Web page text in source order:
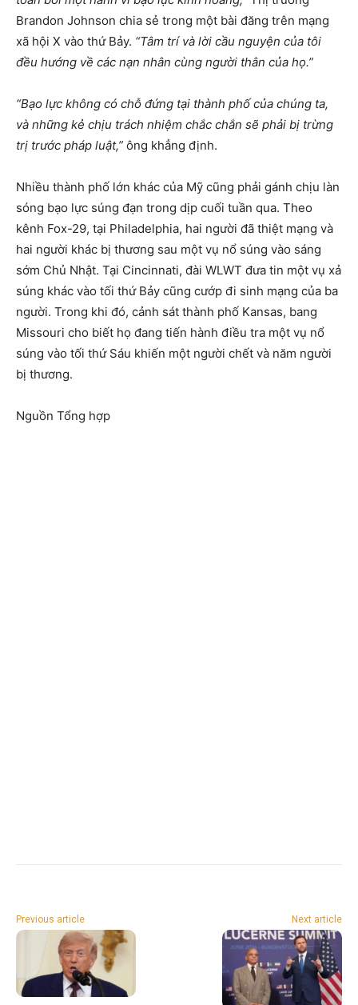
Brandon Johnson chia sẻ trong một bài đăng trên mạng
xã hội X vào thứ Bảy. “Tâm trí và lời cầu nguyện của tôi
đều hướng về các nạn nhân cùng người thân của họ.”
“Bạo lực không có chỗ đứng tại thành phố của chúng ta,
và những kẻ chịu trách nhiệm chắc chắn sẽ phải bị trừng
trị trước pháp luật,” ông khẳng định.
Nhiều thành phố lớn khác của Mỹ cũng phải gánh chịu làn
sóng bạo lực súng đạn trong dịp cuối tuần qua. Theo
kênh Fox-29, tại Philadelphia, hai người đã thiệt mạng và
hai người khác bị thương sau một vụ nổ súng vào sáng
sớm Chủ Nhật. Tại Cincinnati, đài WLWT đưa tin một vụ xả
súng khác vào tối thứ Bảy cũng cướp đi sinh mạng của ba
người. Trong khi đó, cảnh sát thành phố Kansas, bang
Missouri cho biết họ đang tiến hành điều tra một vụ nổ
súng vào tối thứ Sáu khiến một người chết và năm người
bị thương.
Nguồn Tổng hợp
Previous article Next article